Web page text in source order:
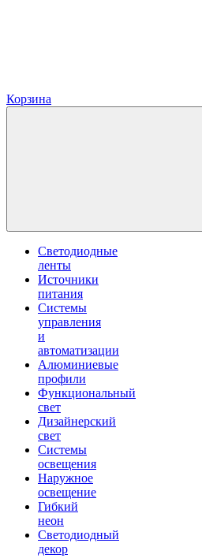
Корзина
Светодиодные
ленты
Источники
питания
Системы
управления
и
автоматизации
Алюминиевые
профили
Функциональный
свет
Дизайнерский
свет
Системы
освещения
Наружное
освещение
Гибкий
неон
Светодиодный
декор